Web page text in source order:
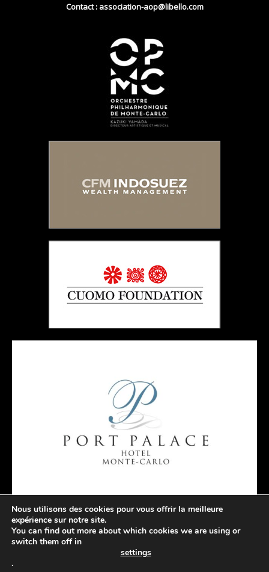
Contact : association-aop@libello.com
Nous utilisons des cookies pour vous offrir la meilleure
expérience sur notre site.
You can find out more about which cookies we are using or
switch them off in
settings
.